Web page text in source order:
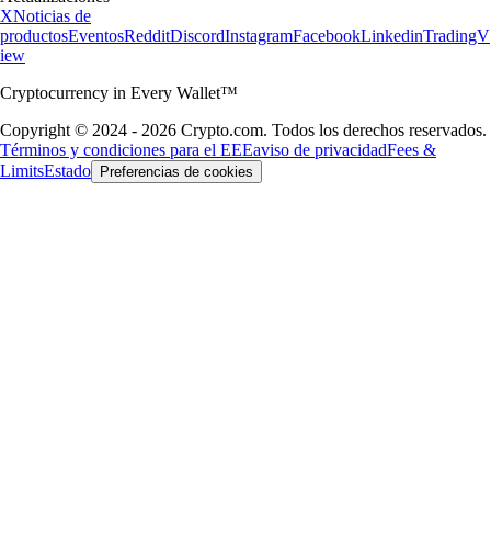
XNoticias de
productosEventosRedditDiscordInstagramFacebookLinkedinTradingV
iew
Cryptocurrency in Every Wallet™
Copyright © 2024 - 2026 Crypto.com. Todos los derechos reservados.
Términos y condiciones para el EEEaviso de privacidadFees &
LimitsEstado Preferencias de cookies